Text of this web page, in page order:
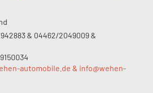
& 04462/2049009 &
automobile.de & info@wehen-